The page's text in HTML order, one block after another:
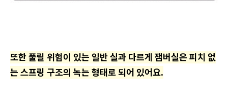
또한 풀릴 위험이 있는 일반 실과 다르게 잼버실은 피치 없
는 스프링 구조의 녹는 형태로 되어 있어요.